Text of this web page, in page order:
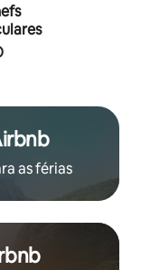
as férias